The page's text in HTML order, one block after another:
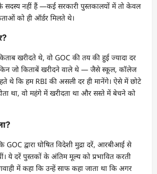
सदस्य नहीं हैं —कई सरकारी पुस्तकालयों में तो केवल
को ही ऑर्डर मिलते थे।
खरीदते थे, वो GOC की तय की हुई ज्यादा दर
जो किताबें खरीदने वाले थे — जैसे स्कूल, कॉलेज
थे कि हम RBI की असली दर ही मानेंगे। ऐसे में छोटे
था, वो महंगे में खरीदता था और सस्ते में बेचने को
GOC द्वारा घोषित विदेशी मुद्रा दरें, आरबीआई से
ये दरें पुस्तकों के अंतिम मूल्य को प्रभावित करती
में कहा कि उन्हें साफ कहा जाता था कि अगर